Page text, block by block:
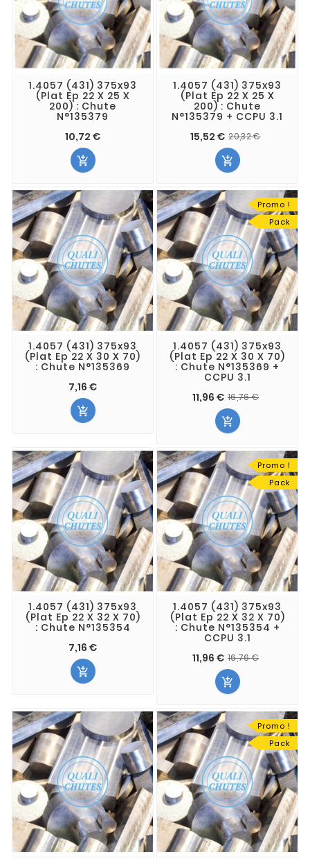
1.4057 (431) 375x93
(Plat Ep 22 X 25 X
200) : Chute
N°135379
10,72 €

1.4057 (431) 375x93
(Plat Ep 22 X 25 X
200) : Chute
N°135379 + CCPU 3.1
15,52 € 20,32 €

1.4057 (431) 375x93
(Plat Ep 22 X 30 X 70)
: Chute N°135369
7,16 €

Promo !
Pack
1.4057 (431) 375x93
(Plat Ep 22 X 30 X 70)
: Chute N°135369 +
CCPU 3.1
11,96 € 16,76 €

1.4057 (431) 375x93
(Plat Ep 22 X 32 X 70)
: Chute N°135354
7,16 €

Promo !
Pack
1.4057 (431) 375x93
(Plat Ep 22 X 32 X 70)
: Chute N°135354 +
CCPU 3.1
11,96 € 16,76 €

Promo !
Pack